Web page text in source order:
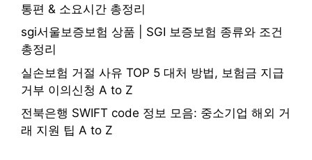
통편 & 소요시간 총정리
sgi서울보증보험 상품 | SGI 보증보험 종류와 조건
총정리
실손보험 거절 사유 TOP 5 대처 방법, 보험금 지급
거부 이의신청 A to Z
전북은행 SWIFT code 정보 모음: 중소기업 해외 거
래 지원 팁 A to Z